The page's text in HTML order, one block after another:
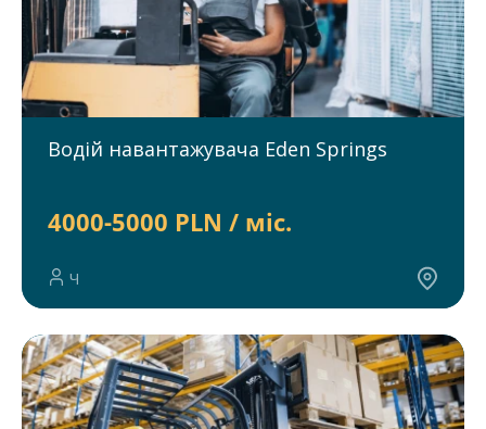
Водій навантажувача Eden Springs
4000-5000 PLN / міс.
Ч